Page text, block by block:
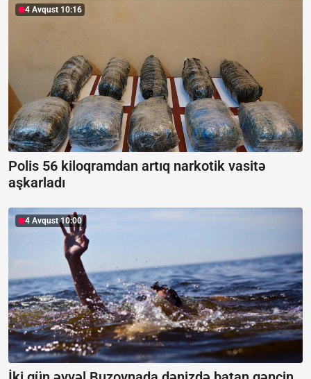
4 Avqust 10:16
Polis 56 kiloqramdan artıq narkotik vasitə
aşkarladı
4 Avqust 10:00